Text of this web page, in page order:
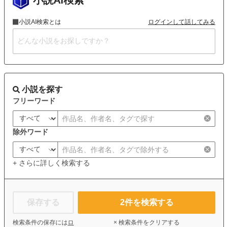
小説AI検索とは ログインして話してみる
小説を探す
フリーワード
除外ワード
+ さらに詳しく検索する
保存する
検索条件の保存には ロ
2件を検索する
× 検索条件をクリアする